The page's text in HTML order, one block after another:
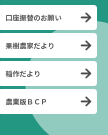
口座振替のお願い
果樹農家だより
稲作だより
農業版ＢＣＰ